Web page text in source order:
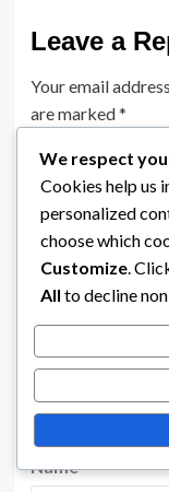
Leave a
Your email
are marked*
Comment
Name*
We respect
Cookies help us
personalized
choose which
Customize .
All to decline